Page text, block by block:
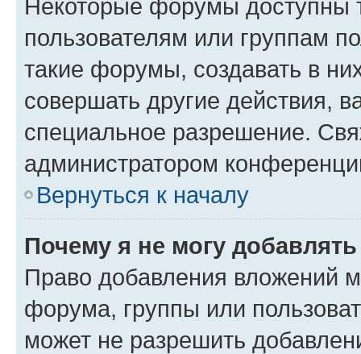
Некоторые форумы доступны
пользователям или группам
такие форумы, создавать в
совершать другие действия,
специальное разрешение.
администратором
Вернуться к началу
Почему я не могу
Право добавления вложений
форума, группы или
может не разрешить